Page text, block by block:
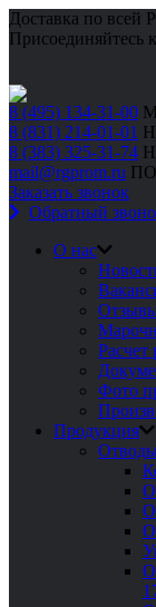
Доставка по всей
Присоединяйтесь
8 (495) 134-31-00
8 (831) 214-01-01
8 (383) 325-31-74
mail@rgprom.ru
Заказать звонок
Обратный
О нас
Расчет
Фото
Продукция